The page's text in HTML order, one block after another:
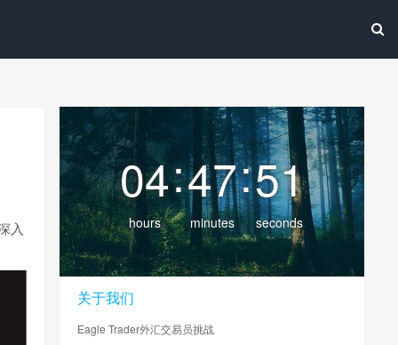
入
04
hours
:47
minutes
:52
seconds
关于我们
Eagle Trader外汇交易员挑战